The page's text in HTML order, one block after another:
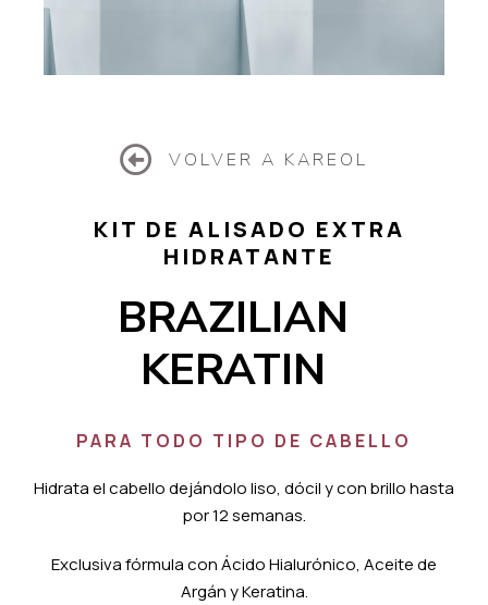
VOLVER A KAREOL
KIT DE ALISADO EXTRA
HIDRATANTE
BRAZILIAN
KERATIN
PARA TODO TIPO DE CABELLO
Hidrata el cabello dejándolo liso, dócil y con brillo hasta
por 12 semanas.
Exclusiva fórmula con Ácido Hialurónico, Aceite de
Argán y Keratina.